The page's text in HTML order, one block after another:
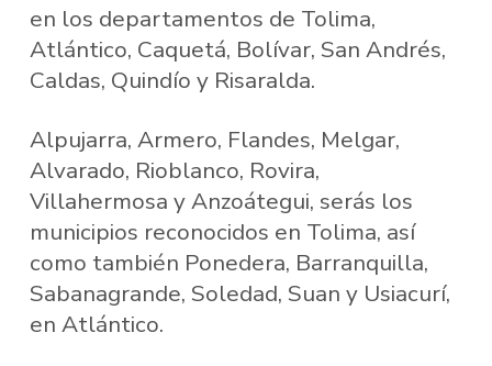
en los departamentos de Tolima,
Atlántico, Caquetá, Bolívar, San Andrés,
Caldas, Quindío y Risaralda.
Alpujarra, Armero, Flandes, Melgar,
Alvarado, Rioblanco, Rovira,
Villahermosa y Anzoátegui, serás los
municipios reconocidos en Tolima, así
como también Ponedera, Barranquilla,
Sabanagrande, Soledad, Suan y Usiacurí,
en Atlántico.